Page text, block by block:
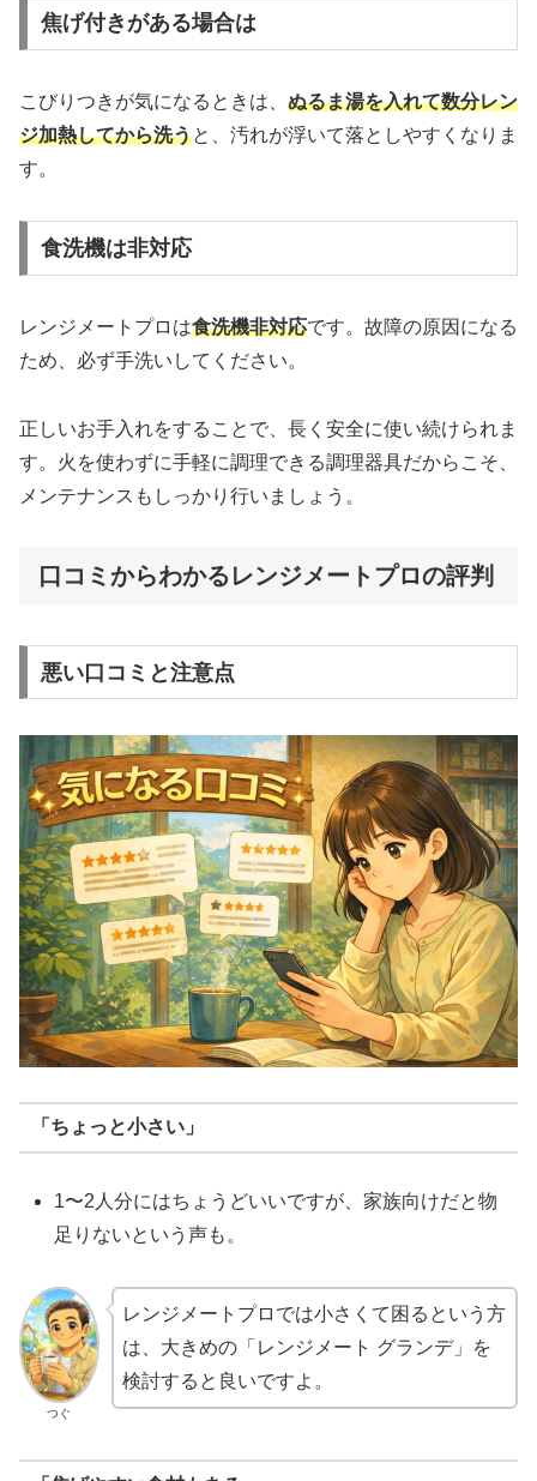
焦げ付きがある場合は
こびりつきが気になるときは、 ぬるま湯を入れて数分レン
ジ加熱してから洗うと、汚れが浮いて落としやすくなりま
す。
食洗機は非対応
レンジメートプロは食洗機非対応です。故障の原因になる
ため、必ず手洗いしてください。
正しいお手入れをすることで、長く安全に使い続けられま
す。火を使わずに手軽に調理できる調理器具だからこそ、
メンテナンスもしっかり行いましょう。
口コミからわかるレンジメートプロの評判
悪い口コミと注意点
「ちょっと小さい」
1〜2人分にはちょうどいいですが、家族向けだと物
足りないという声も。
つぐ
レンジメートプロでは小さくて困るという方
は、大きめの「レンジメート グランデ」を
検討すると良いですよ。